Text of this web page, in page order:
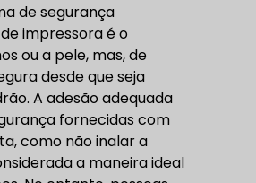
de segurança
impressora é o
ou a pele, mas, de
desde que seja
A adesão adequada
fornecidas com
como não inalar a
a maneira ideal